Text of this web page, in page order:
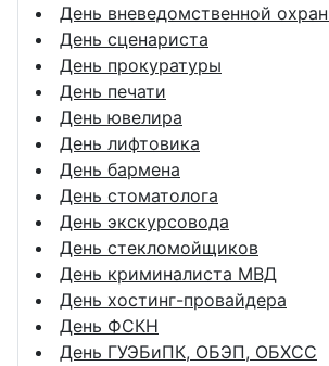
День вневедомственной
День сценариста
День прокуратуры
День печати
День ювелира
День лифтовика
День бармена
День стоматолога
День экскурсовода
День стекломойщиков
День криминалиста МВД
День хостинг-провайдера
День ФСКН
День ГУЭБиПК, ОБЭП, ОБХСС